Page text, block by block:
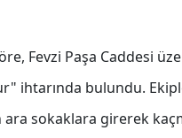
Fevzi Paşa Caddesi
ihtarında bulundu.
sokaklara girerek